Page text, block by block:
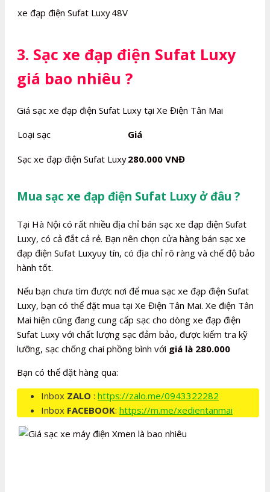
xe đạp điện Sufat Luxy48V
3. Sạc xe đạp điện Sufat Luxy
giá bao nhiêu ?
Giá sạc xe đạp điện Sufat Luxy tại Xe Điện Tân Mai
Loại sạc
Giá
Sạc xe đạp điện Sufat Luxy280.000 VNĐ
Mua sạc xe đạp điện Sufat Luxy ở đâu ?
Tại Hà Nội có rất nhiều địa chỉ bán sạc xe đạp điện Sufat
Luxy, có cả đắt cả rẻ. Bạn nên chọn cửa hàng bán sạc xe
đạp điện Sufat Luxyuy tín, có địa chỉ rõ ràng và chế độ bảo
hành tốt.
Nếu bạn chưa tìm được nơi để mua sạc xe đạp điện Sufat
Luxy, bạn có thể đặt mua tại Xe Điện Tân Mai. Xe điện Tân
Mai hiện cũng đang cung cấp sạc cho dòng xe đạp điện
Sufat Luxy với chất lượng sạc đảm bảo, được kiểm tra kỹ
lưỡng, sạc chống chai phồng bình với giá là 280.000
Bạn có thể đặt hàng qua:
Inbox ZALO : https://zalo.me/0943322282
Inbox FACEBOOK: https://m.me/xedientanmai